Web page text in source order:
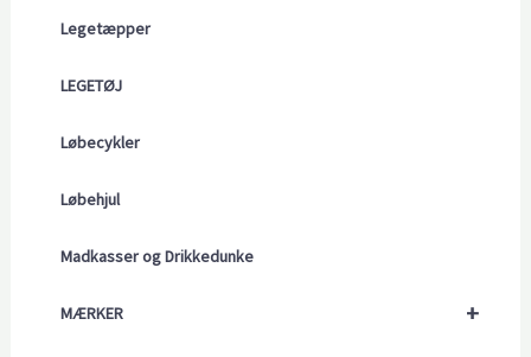
Legetæpper
LEGETØJ
Løbecykler
Løbehjul
Madkasser og Drikkedunke
+
MÆRKER